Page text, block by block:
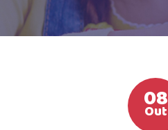
HIGH SCHOOL
LISTA DE MATERIAIS
08
Out